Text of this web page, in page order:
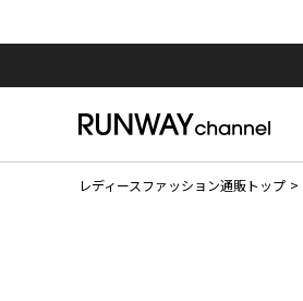
レディースファッション通販トップ